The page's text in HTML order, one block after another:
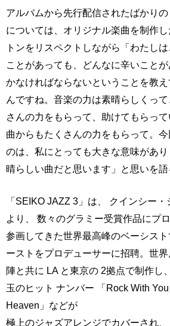
アルバムから先行配信されたばかりの
については、オリジナル楽曲を制作
トンをリスペクトしながら「わたし
ことがあっても、どんなに辛いこと
かなければならないということを教
んですね。音楽の力は素晴らしくって
さんの力をもらって、助けてもらっ
曲からもたくさんの力をもらって。
のは、私にとっても大きな意味があ
晴らしい曲だと思います」と思いを語
「SEIKO JAZZ 3」は、 クインシー
より、 数々のグラミー受賞作品にプ
参画してきた世界最高峰のベーシス
ーストをプロデューサーに招聘。世
陣と共に LA と東京の 2拠点で制作し
玉のヒット ナンバー 「Rock With
Heaven」などが
極上のジャズアレンジでカバーされ